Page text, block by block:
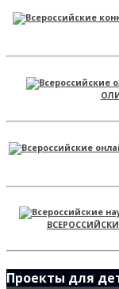
Проекты для